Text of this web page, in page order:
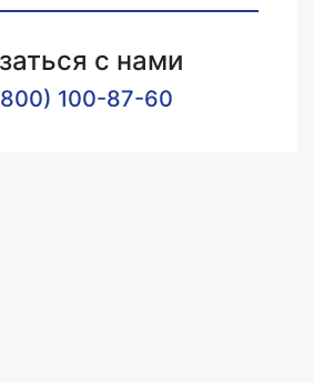
с нами
100-87-60